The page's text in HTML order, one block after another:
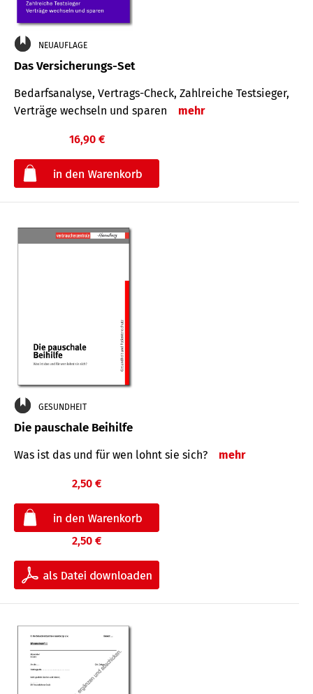
NEUAUFLAGE
Das Versicherungs-Set
Bedarfsanalyse, Vertrags-Check, Zahlreiche Testsieger,
Verträge wechseln und sparen
mehr
16,90 €
GESUNDHEIT
Die pauschale Beihilfe
Was ist das und für wen lohnt sie sich? mehr
2,50 €
2,50 €